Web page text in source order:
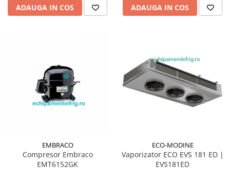
ADAUGA IN COS ADAUGA IN COS
EMBRACO
Compresor Embraco
EMT6152GK
ECO-MODINE
Vaporizator ECO EVS 181 ED |
EVS181ED